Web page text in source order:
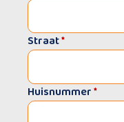
Straat*
Huisnummer*